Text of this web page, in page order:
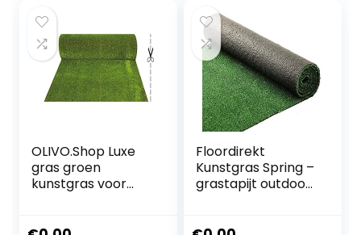
(Kleur: B01-4pcs)
(B022pcs)
OLIVO.Shop Luxe
gras groen
kunstgras voor
Floordirekt
Kunstgras Spring –
grastapijt outdoor